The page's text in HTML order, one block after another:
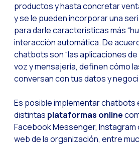
productos y hasta concretar
y se le pueden incorporar una
para darle características más
interacción automática. De
chatbots son “las aplicaciones
voz y mensajería, definen cómo
conversan con tus datos y
Es posible implementar chatbots
distintas plataformas online
Facebook Messenger, Instagram
web de la organización, entre